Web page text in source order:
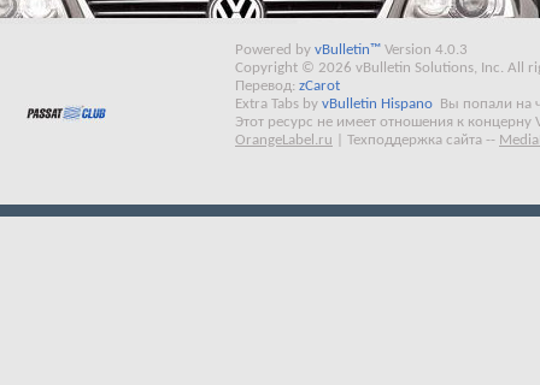
Powered by vBulletin™ Version 4.0.3
Copyright © 2026 vBulletin Solutions, Inc. All
Перевод: zCarot
Extra Tabs by vBulletin Hispano
Вы попали на
Этот ресурс не имеет отношения к концерну
OrangeLabel.ru
Техподдержка сайта --